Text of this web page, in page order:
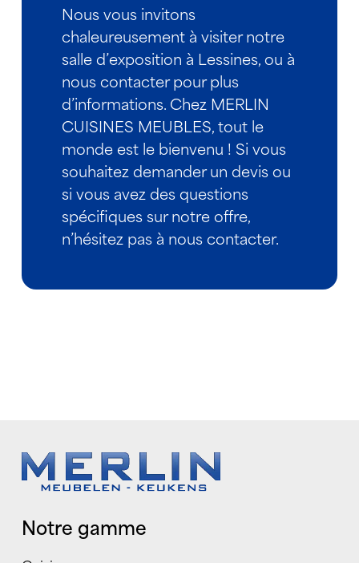
Nous vous invitons
chaleureusement à visiter notre
salle d’exposition à Lessines, ou à
nous contacter pour plus
d’informations. Chez MERLIN
CUISINES MEUBLES, tout le
monde est le bienvenu ! Si vous
souhaitez demander un devis ou
si vous avez des questions
spécifiques sur notre offre,
n’hésitez pas à nous contacter.
Notre gamme